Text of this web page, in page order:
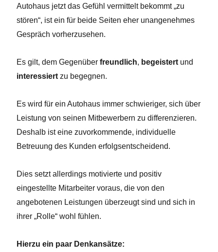
Autohaus jetzt das Gefühl vermittelt bekommt „zu
stören“, ist ein für beide Seiten eher unangenehmes
Gespräch vorherzusehen.
Es gilt, dem Gegenüberfreundlich, begeistert und
interessiert zu begegnen.
Es wird für ein Autohaus immer schwieriger, sich über
Leistung von seinen Mitbewerbern zu differenzieren.
Deshalb ist eine zuvorkommende, individuelle
Betreuung des Kunden erfolgsentscheidend.
Dies setzt allerdings motivierte und positiv
eingestellte Mitarbeiter voraus, die von den
angebotenen Leistungen überzeugt sind und sich in
ihrer „Rolle“ wohl fühlen.
Hierzu ein paar Denkansätze: